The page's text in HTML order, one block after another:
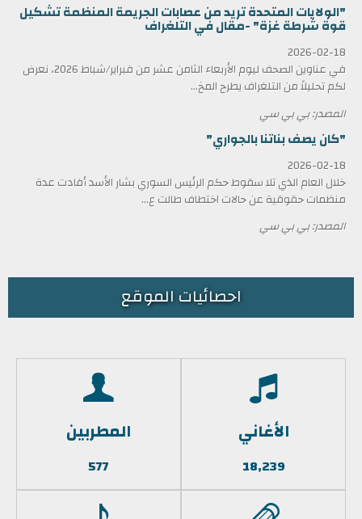
"الولايات المتحدة تريد من عصابات الجريمة المنظمة تشكيل
قوة شرطة غزة" -مقال في التلغراف
2026-02-18
في عناوين الصحف ليوم الأربعاء الثامن عشر من فبراير/شباط 2026، نعرض
لكم تحليلاً من التلغراف يطرح المخ...
المصدر: بي بي سي
"كان يصف بناتنا بالجواري"
2026-02-18
خلال العام الذي تلا سقوط حكم الرئيس السوري بشار الأسد أفادت عدة
منظمات حقوقية عن حالات اختطاف طالت ع...
المصدر: بي بي سي
احصائيات الموقع
الأغاني
18,239
المطربين
577